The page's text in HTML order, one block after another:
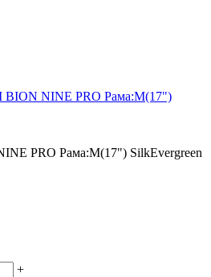
PRO Рама:M(17") SilkEvergreen
+